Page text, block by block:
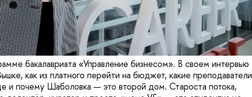
бакалавриата «Управление бизнесом». В своем интервью
как из платного перейти на бюджет, какие преподаватели
и почему Шаболовка — это второй дом. Староста потока,